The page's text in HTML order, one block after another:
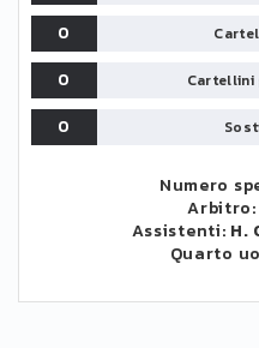
0
0
0
Numero
Arbitro:
Assistenti: H.
Quarto